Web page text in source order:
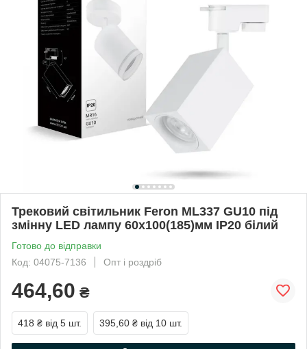
Трековий світильник Feron ML337 GU10 під
змінну LED лампу 60х100(185)мм IP20 білий
Готово до відправки
Код: 04075-7136
Опт і роздріб
464,60 ₴
418 ₴ від 5 шт. 395,60 ₴ від 10 шт.